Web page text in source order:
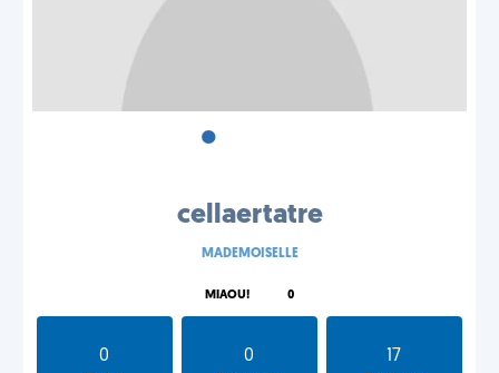
•
cellaertatre
MADEMOISELLE
MIAOU! 0
0
0
17